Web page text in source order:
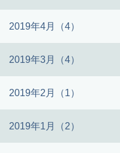
2019年4月（4）
2019年3月（4）
2019年2月（1）
2019年1月（2）